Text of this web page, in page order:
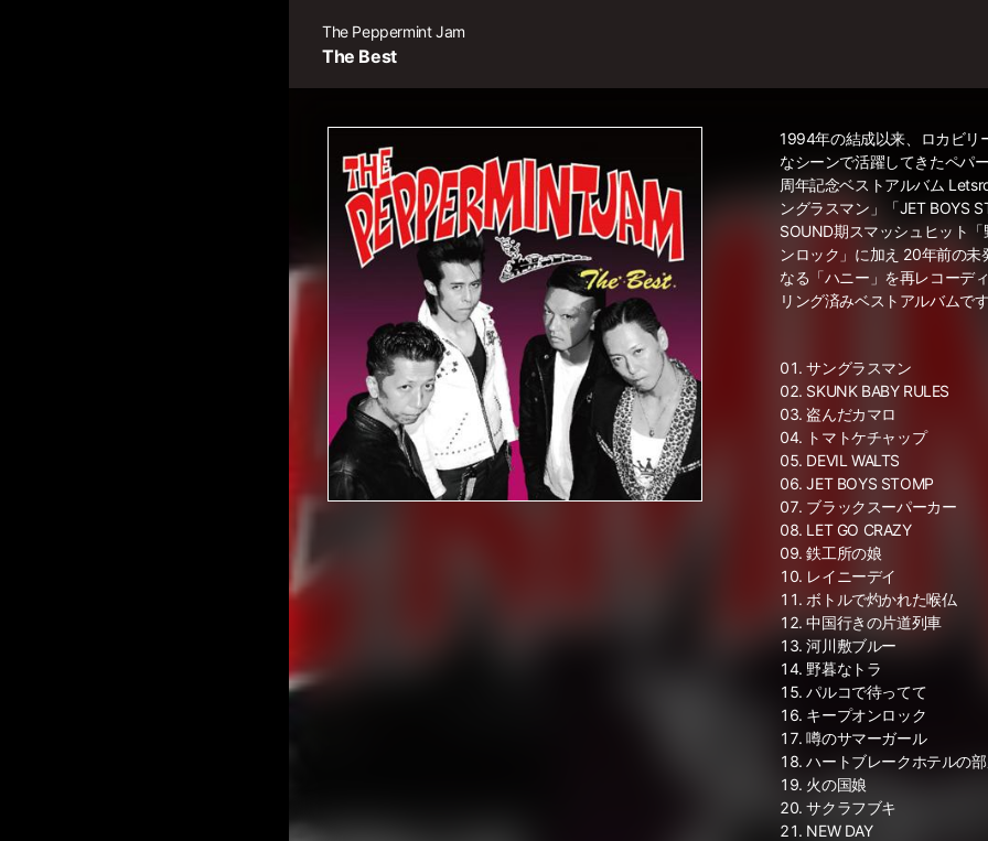
The Best
The Peppermint Jam
1994年の結成以来、ロカビリ
なシーンで活躍してきたペパ
周年記念ベストアルバム
ングラスマン」「JET BOYS
SOUND期スマッシュヒット
ンロック」に加え 20年前の
なる「ハニー」を再レコーデ
リング済みベストアルバムで
サングラスマン
SKUNK BABY RULES
盗んだカマロ
トマトケチャップ
DEVIL WALTS
JET BOYS STOMP
ブラックスーパーカー
LET GO CRAZY
鉄工所の娘
レイニーデイ
ボトルで灼かれた喉仏
中国行きの片道列車
河川敷ブルー
野暮なトラ
パルコで待ってて
キープオンロック
噂のサマーガール
ハートブレークホテルの
火の国娘
サクラフブキ
NEW DAY